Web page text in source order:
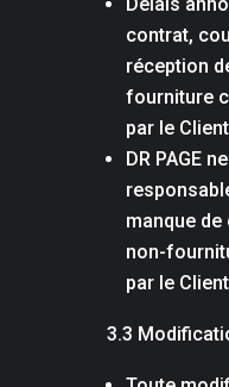
contrat,
réception
fourniture
par le Client
DR PAGE
manque
non-
par le Client
3.3